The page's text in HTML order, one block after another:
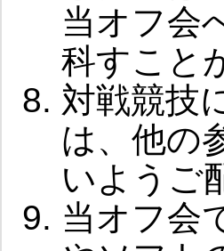
当オフ会
科すこと
対戦競技
は、他の
いようご
当オフ会